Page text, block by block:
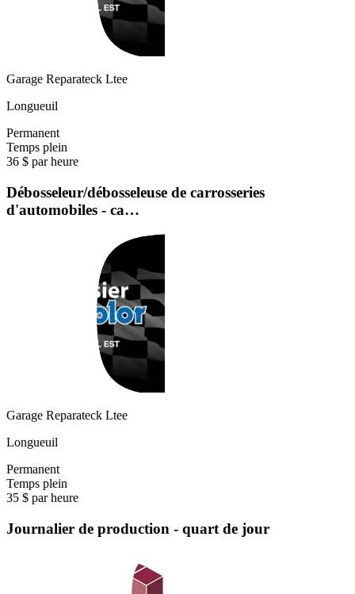
Garage Reparateck Ltee
Longueuil
Permanent
Temps plein
36 $ par heure
Débosseleur/débosseleuse de carrosseries
d'automobiles - ca…
Garage Reparateck Ltee
Longueuil
Permanent
Temps plein
35 $ par heure
Journalier de production - quart de jour